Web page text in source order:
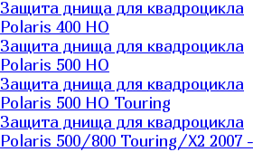
Защита днища для квадроцикла
Polaris 400 HO
Защита днища для квадроцикла
Polaris 500 HO
Защита днища для квадроцикла
Polaris 500 HO Touring
Защита днища для квадроцикла
Polaris 500/800 Touring/X2 2007 -